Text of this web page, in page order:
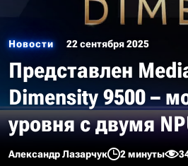
Новости 22 сентября 2025
Представлен
Dimensity 9500 –
уровня с двумя
Александр Лазарчук 2 минуты